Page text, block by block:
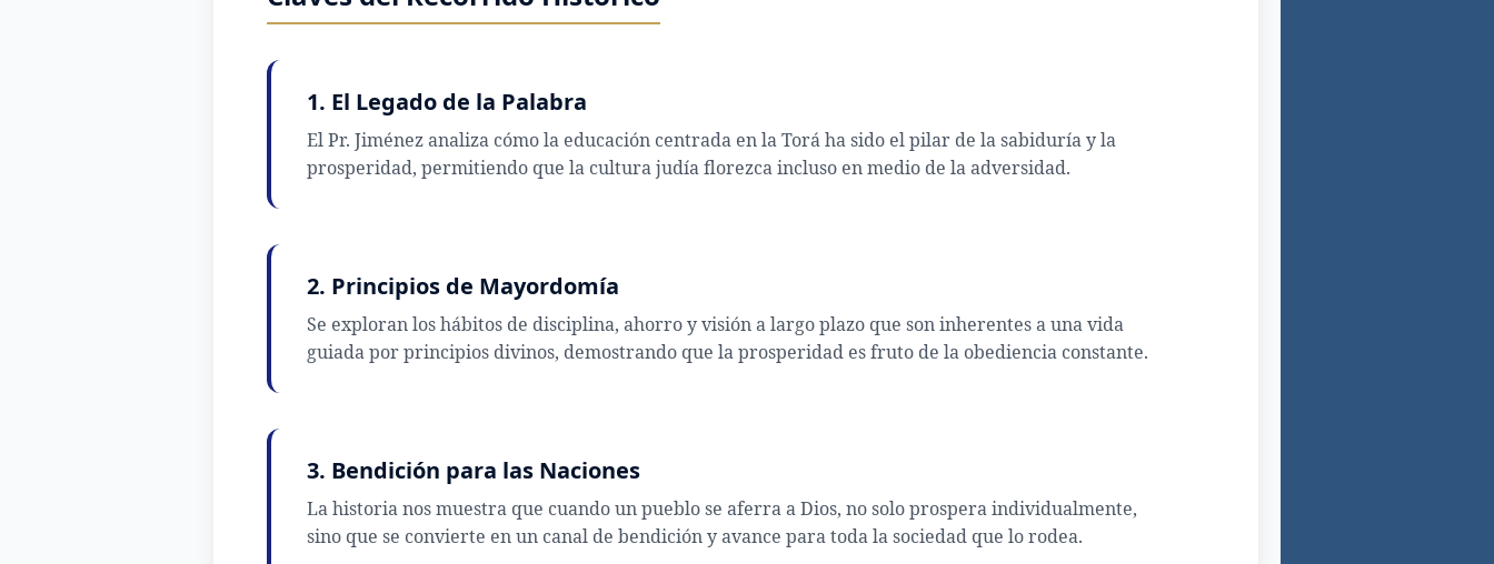
1. El Legado de la Palabra
El Pr. Jiménez analiza cómo la educación centrada en la Torá ha sido el pilar de la sabiduría y la
prosperidad, permitiendo que la cultura judía florezca incluso en medio de la adversidad.
2. Principios de Mayordomía
Se exploran los hábitos de disciplina, ahorro y visión a largo plazo que son inherentes a una vida
guiada por principios divinos, demostrando que la prosperidad es fruto de la obediencia constante.
3. Bendición para las Naciones
La historia nos muestra que cuando un pueblo se aferra a Dios, no solo prospera individualmente,
sino que se convierte en un canal de bendición y avance para toda la sociedad que lo rodea.